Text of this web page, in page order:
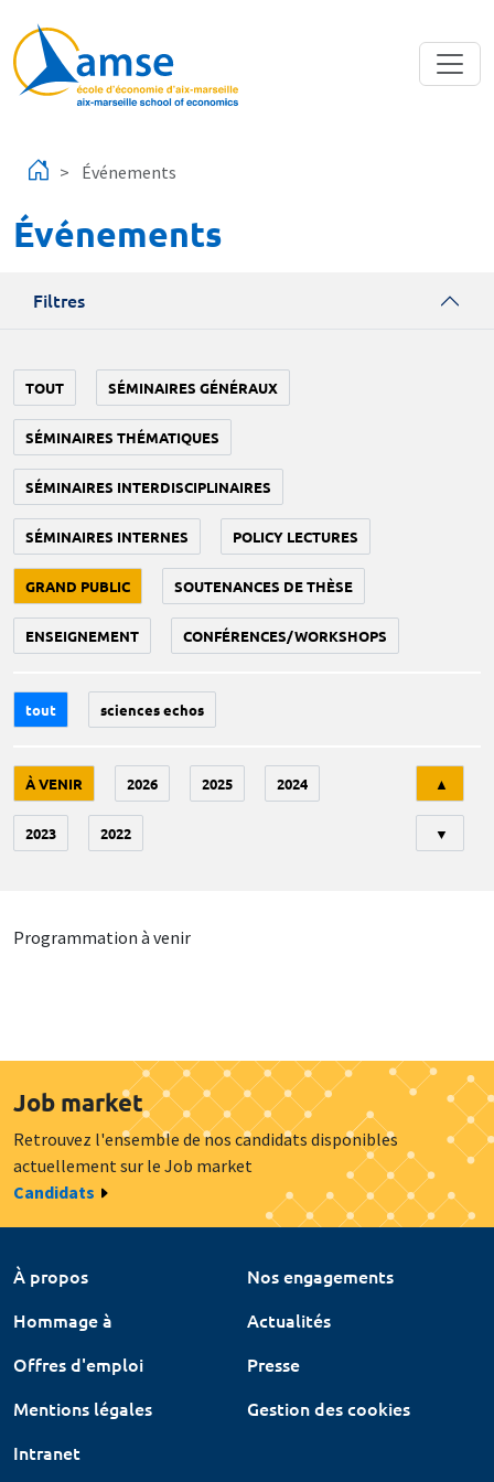
Événements
Événements
Filtres
TOUT SÉMINAIRES GÉNÉRAUX
SÉMINAIRES THÉMATIQUES
SÉMINAIRES INTERDISCIPLINAIRES
SÉMINAIRES INTERNES POLICY LECTURES
GRAND PUBLIC SOUTENANCES DE THÈSE
ENSEIGNEMENT CONFÉRENCES/WORKSHOPS
tout sciences echos
À VENIR 2026 2025 2024
2023 2022
▲
▼
Programmation à venir
Job market
Retrouvez l'ensemble de nos candidats disponibles
actuellement sur le Job market
Candidats
À propos
Nos engagements
Hommage à
Actualités
Offres d'emploi
Presse
Mentions légales
Gestion des cookies
Intranet